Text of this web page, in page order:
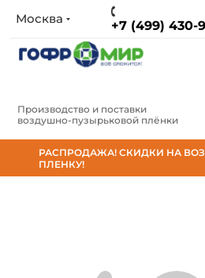
Москва +7 (499) 430-
Производство и поставки
воздушно‑пузырьковой плёнки
РАСПРОДАЖА! СКИДКИ НА
ПЛЕНКУ!